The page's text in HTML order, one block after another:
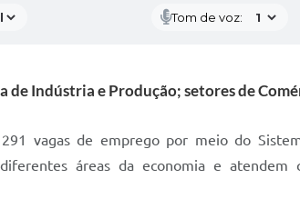
Tom de voz:
de Indústria e Produção; setores de
vagas de emprego por meio do
áreas da economia e